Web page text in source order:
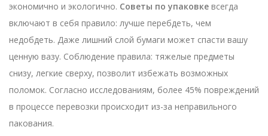
экономично и экологично. Советы по упаковке всегда
включают в себя правило: лучше перебдеть, чем
недобдеть. Даже лишний слой бумаги может спасти вашу
ценную вазу. Соблюдение правила: тяжелые предметы
снизу, легкие сверху, позволит избежать возможных
поломок. Согласно исследованиям, более 45% повреждений
в процессе перевозки происходит из-за неправильного
пакования.